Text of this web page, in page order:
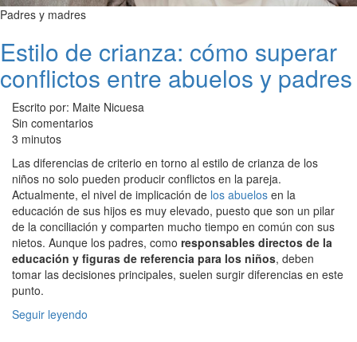
Padres y madres
Estilo de crianza: cómo superar
conflictos entre abuelos y padres
Escrito por: Maite Nicuesa
Sin comentarios
3 minutos
Las diferencias de criterio en torno al estilo de crianza de los
niños no solo pueden producir conflictos en la pareja.
Actualmente, el nivel de implicación de los abuelos en la
educación de sus hijos es muy elevado, puesto que son un pilar
de la conciliación y comparten mucho tiempo en común con sus
nietos. Aunque los padres, como responsables directos de la
educación y figuras de referencia para los niños, deben
tomar las decisiones principales, suelen surgir diferencias en este
punto.
Seguir leyendo